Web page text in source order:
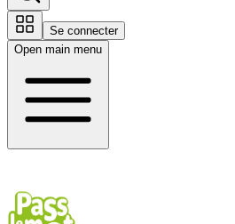
Se connecter
Open main menu